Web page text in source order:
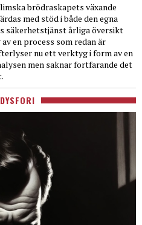
brödraskapets växande
med stöd i både den egna
säkerhetstjänst årliga översikt
en process som redan är
nu ett verktyg i form av en
men saknar fortfarande det